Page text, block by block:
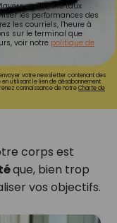
analyse le taux
les performances des
les courriels, l'heure à
sur le terminal que
voir notre politique de
votre newsletter contenant des
utilisant le lien de désabonnement
connaissance de notreCharte de
corps est
que, bien trop
vos objectifs.